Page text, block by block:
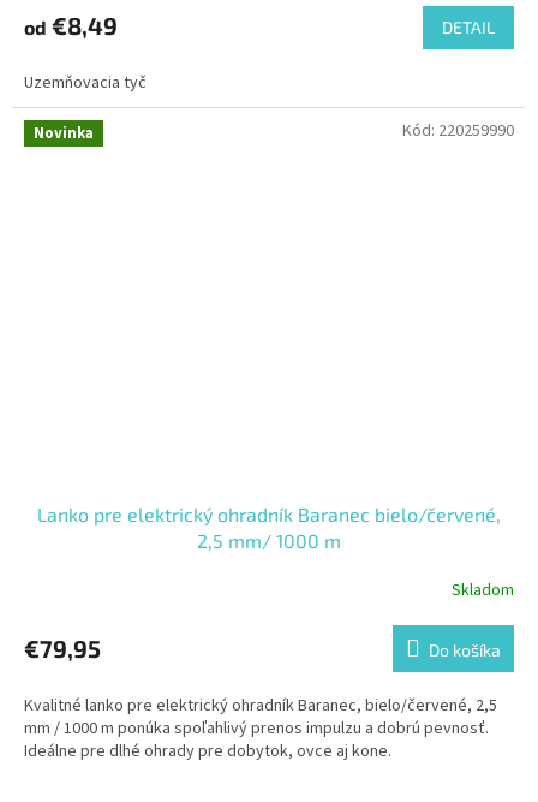
od €8,49 DETAIL
Uzemňovacia tyč
Novinka
Lanko pre elektrický ohradník Baranec bielo/červené,
2,5 mm/ 1000 m
Skladom
€79,95 Do košíka
Kvalitné lanko pre elektrický ohradník Baranec, bielo/červené, 2,5
mm / 1000 m ponúka spoľahlivý prenos impulzu a dobrú pevnosť.
Ideálne pre dlhé ohrady pre dobytok, ovce aj kone.
Kód: 220259990